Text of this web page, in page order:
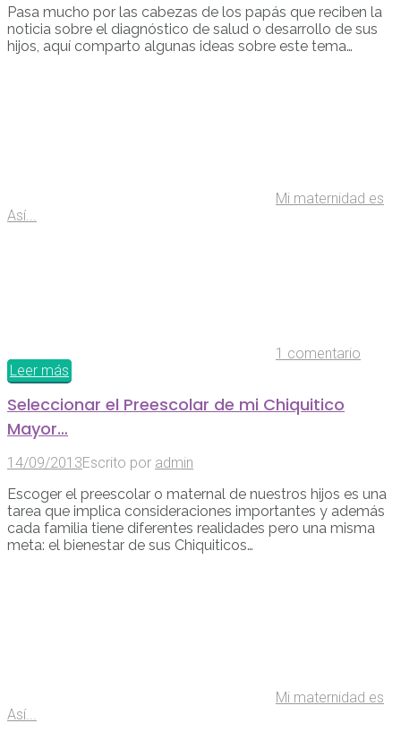
Pasa mucho por las cabezas de los papás que reciben la
noticia sobre el diagnóstico de salud o desarrollo de sus
hijos, aquí comparto algunas ideas sobre este tema…
Mi maternidad es
Así...
1 comentario
Leer más
Seleccionar el Preescolar de mi Chiquitico
Mayor…
14/09/2013Escrito por admin
Escoger el preescolar o maternal de nuestros hijos es una
tarea que implica consideraciones importantes y además
cada familia tiene diferentes realidades pero una misma
meta: el bienestar de sus Chiquiticos…
Mi maternidad es
Así...